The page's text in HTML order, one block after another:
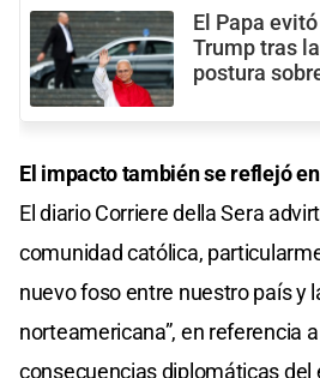
El Papa
Trump tras
postura
El impacto también se reflejó
El diario Corriere della Sera
comunidad católica,
nuevo foso entre nuestro país y
norteamericana”, en referencia
consecuencias diplomáticas del